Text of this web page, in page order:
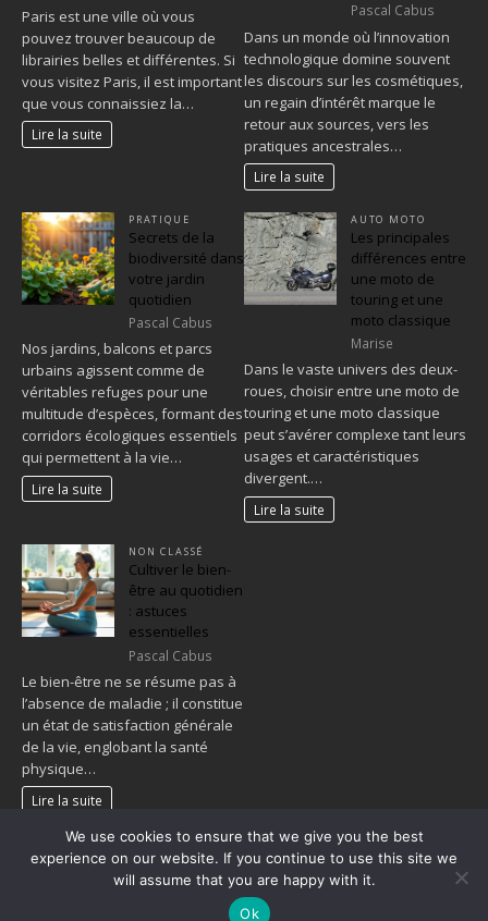
Paris est une ville où vous
pouvez trouver beaucoup de
librairies belles et différentes. Si
vous visitez Paris, il est important
que vous connaissiez la…
Lire la suite
Pascal Cabus
Dans un monde où l’innovation
technologique domine souvent
les discours sur les cosmétiques,
un regain d’intérêt marque le
retour aux sources, vers les
pratiques ancestrales…
Lire la suite
PRATIQUE
Secrets de la
biodiversité dans
votre jardin
quotidien
Pascal Cabus
Nos jardins, balcons et parcs
urbains agissent comme de
véritables refuges pour une
multitude d’espèces, formant des
corridors écologiques essentiels
qui permettent à la vie…
Lire la suite
AUTO MOTO
Les principales
différences entre
une moto de
touring et une
moto classique
Marise
Dans le vaste univers des deux-
roues, choisir entre une moto de
touring et une moto classique
peut s’avérer complexe tant leurs
usages et caractéristiques
divergent.…
Lire la suite
NON CLASSÉ
Cultiver le bien-
être au quotidien
: astuces
essentielles
Pascal Cabus
Le bien-être ne se résume pas à
l’absence de maladie ; il constitue
un état de satisfaction générale
de la vie, englobant la santé
physique…
Lire la suite
1 2 … 109 »
We use cookies to ensure that we give you the best
experience on our website. If you continue to use this site we
will assume that you are happy with it.
Ok